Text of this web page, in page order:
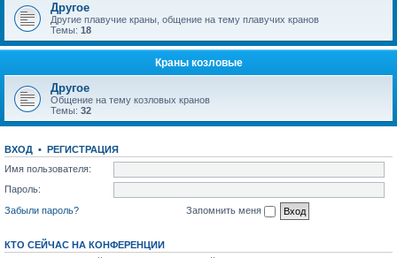
Другое
Другие плавучие краны, общение на тему плавучих кранов
Темы: 18
Краны козловые
Другое
Общение на тему козловых кранов
Темы: 32
ВХОД • РЕГИСТРАЦИЯ
Имя пользователя:
Пароль:
Забыли пароль?
Запомнить меня
КТО СЕЙЧАС НА КОНФЕРЕНЦИИ